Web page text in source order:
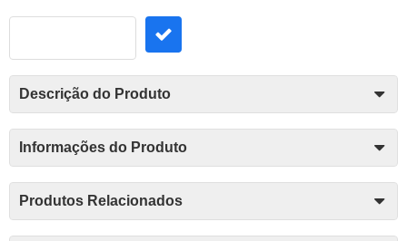
Descrição do Produto
Informações do Produto
Produtos Relacionados